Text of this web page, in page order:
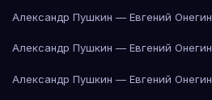
Александр Пушкин — Евгений Онегин
Александр Пушкин — Евгений Онегин
Александр Пушкин — Евгений Онегин